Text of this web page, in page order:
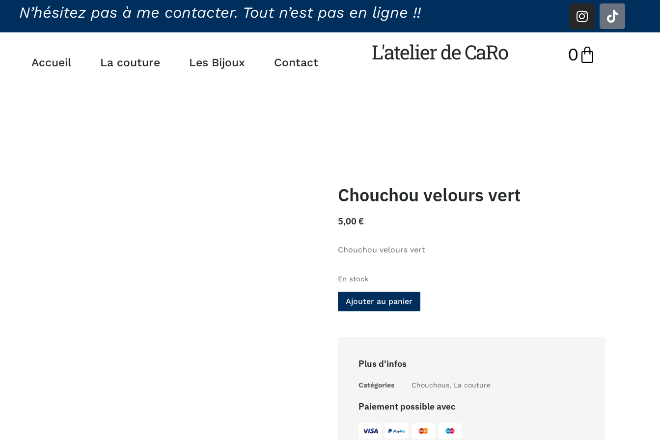
N’hésitez pas à me contacter. Tout n’est pas en ligne !!
Accueil La couture Les Bijoux Contact L'atelier de CaRo 0
Chouchou velours vert
5,00 €
Chouchou velours vert
En stock
Ajouter au panier
Plus d'infos
Catégories Chouchous, La couture
Paiement possible avec